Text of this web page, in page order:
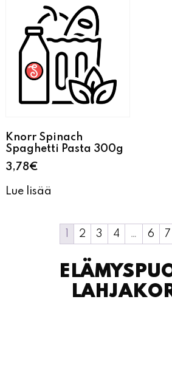
Knorr Spinach
Spaghetti Pasta 300g
3,78€
Lue lisää
2 3 4 … 6 7